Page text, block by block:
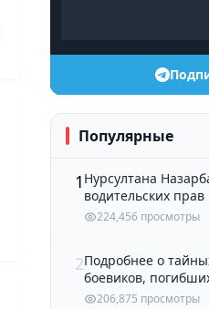
Популярные
1 Нурсултана
водительских прав
224,456 просмотры
2Подробнее о
боевиков,
рассказали в
206,875 просмотры